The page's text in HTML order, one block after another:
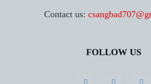
Contact us:
FOLLOW US